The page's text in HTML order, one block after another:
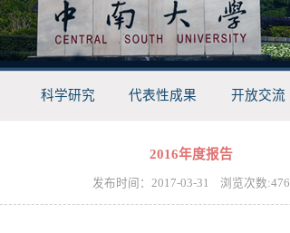
科学研究 代表性成果 开放交流
2016年度报告
发布时间：2017-03-31 浏览次数:476